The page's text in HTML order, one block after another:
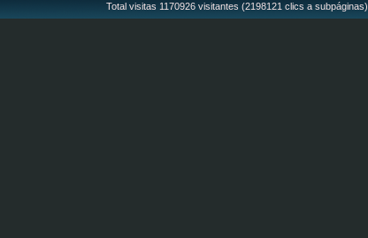
Total visitas 1170926 visitantes (2198121 clics a subpáginas)